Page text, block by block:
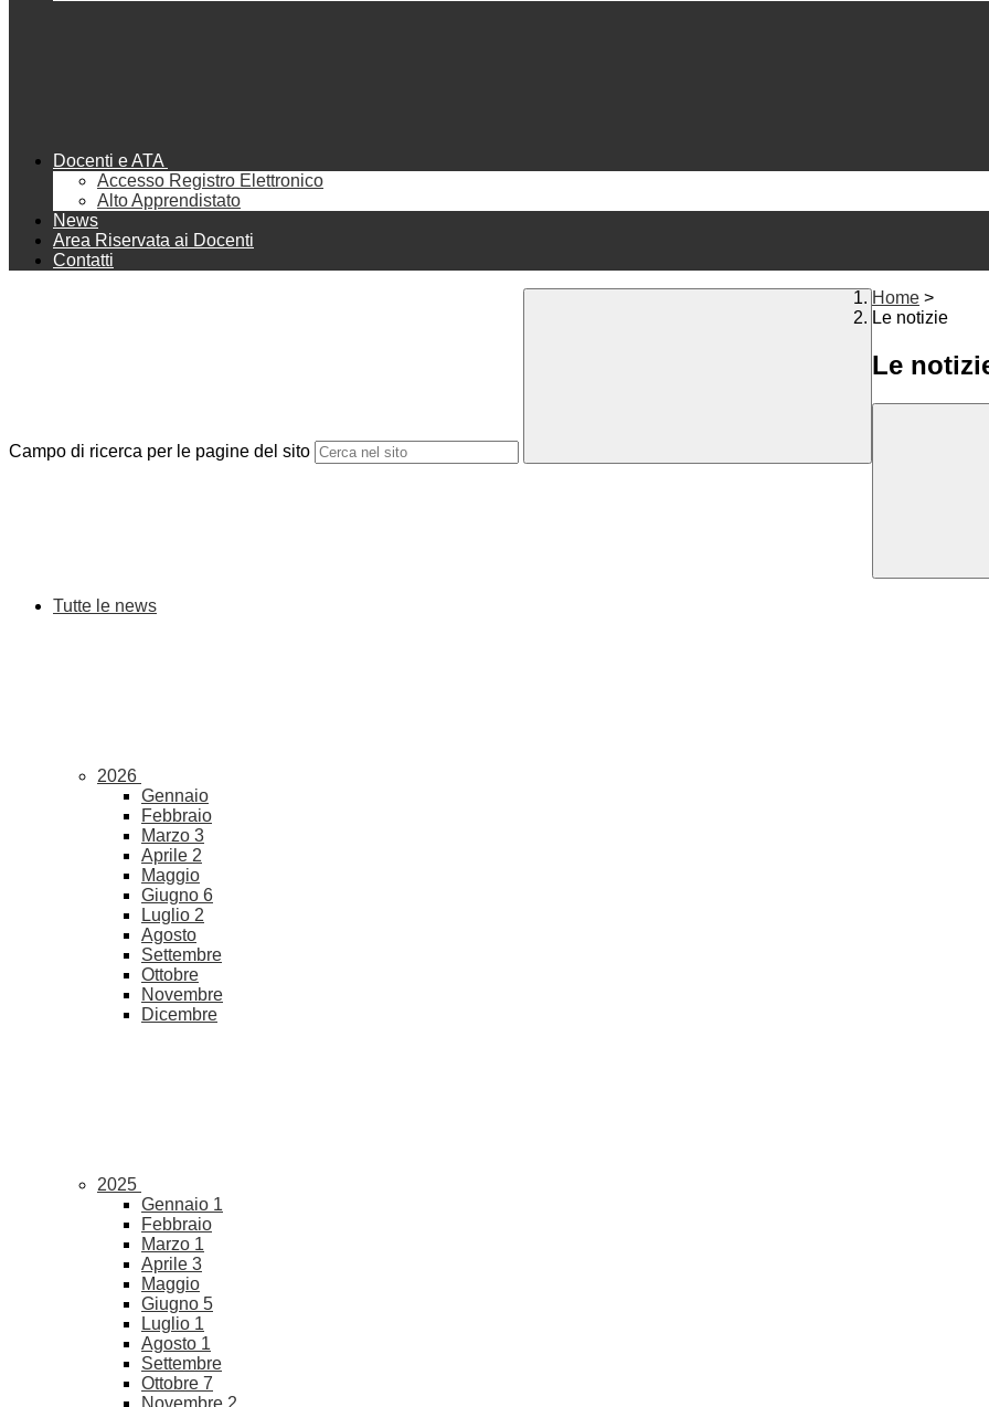
Docenti e ATA
Accesso Registro Elettronico
Alto Apprendistato
News
Area Riservata ai Docenti
Contatti
Campo di ricerca per le pagine del sito
Home >
Le notizie
Le
Tutte le news
2026
Gennaio
Febbraio
Marzo 3
Aprile 2
Maggio
Giugno 6
Luglio 2
Agosto
Settembre
Ottobre
Novembre
Dicembre
2025
Gennaio 1
Febbraio
Marzo 1
Aprile 3
Maggio
Giugno 5
Luglio 1
Agosto 1
Settembre
Ottobre 7